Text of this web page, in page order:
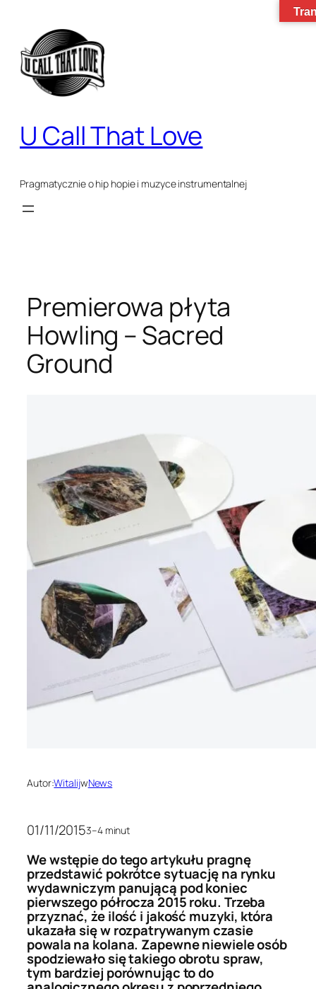
treści
U Call That Love
Pragmatycznie o hip hopie i muzyce instrumentalnej
Premierowa płyta
Howling – Sacred
Ground
Autor:WitalijwNews
01/11/20153–4 minut
We wstępie do tego artykułu pragnę
przedstawić pokrótce sytuację na rynku
wydawniczym panującą pod koniec
pierwszego półrocza 2015 roku. Trzeba
przyznać, że ilość i jakość muzyki, która
ukazała się w rozpatrywanym czasie
powala na kolana. Zapewne niewiele osób
spodziewało się takiego obrotu spraw,
tym bardziej porównując to do